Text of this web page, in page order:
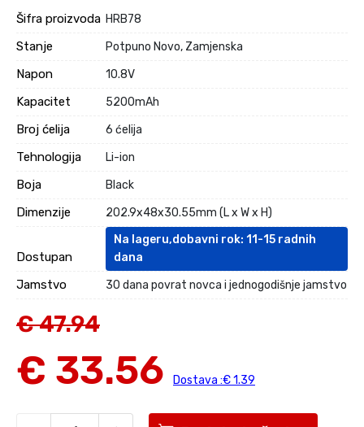
Šifra proizvoda HRB78
Stanje Potpuno Novo, Zamjenska
Napon 10.8V
Kapacitet 5200mAh
Broj ćelija 6 ćelija
Tehnologija Li-ion
Boja Black
Dimenzije 202.9x48x30.55mm (L x W x H)
Dostupan
Na lageru,dobavni rok: 11-15 radnih
dana
Jamstvo 30 dana povrat novca i jednogodišnje jamstvo
€ 47.94
€ 33.56 Dostava :€ 1.39